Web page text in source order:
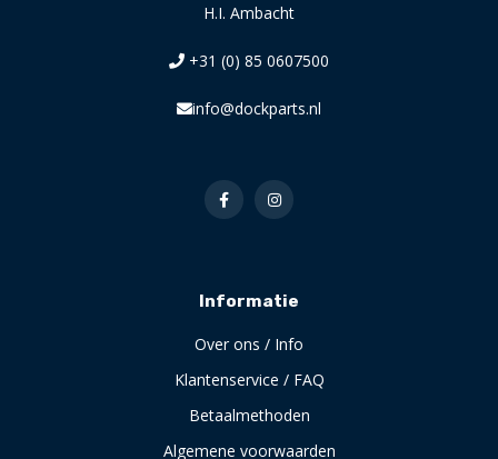
H.I. Ambacht
+31 (0) 85 0607500
info@dockparts.nl
Informatie
Over ons / Info
Klantenservice / FAQ
Betaalmethoden
Algemene voorwaarden